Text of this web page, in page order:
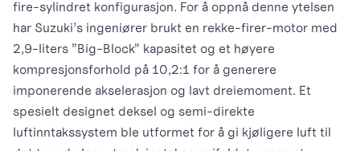
fire-sylindret konfigurasjon. For å oppnå denne ytelsen
har Suzuki’s ingeniører brukt en rekke-firer-motor med
2,9-liters ”Big-Block” kapasitet og et høyere
kompresjonsforhold på 10,2:1 for å generere
imponerende akselerasjon og lavt dreiemoment. Et
spesielt designet deksel og semi-direkte
luftinntakssystem ble utformet for å gi kjøligere luft til